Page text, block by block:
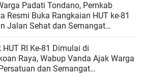
Padati Tondano, Pemkab
Resmi Buka Rangkaian HUT ke-81
Jalan Sehat dan Semangat
HUT RI Ke-81 Dimulai di
Raya, Wabup Vanda Ajak Warga
dan Semangat